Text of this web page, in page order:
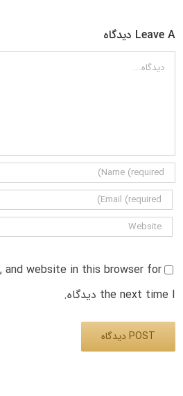
Leave A دیدگاه
دیدگاه
and website in this browser for
the next time I دیدگاه.